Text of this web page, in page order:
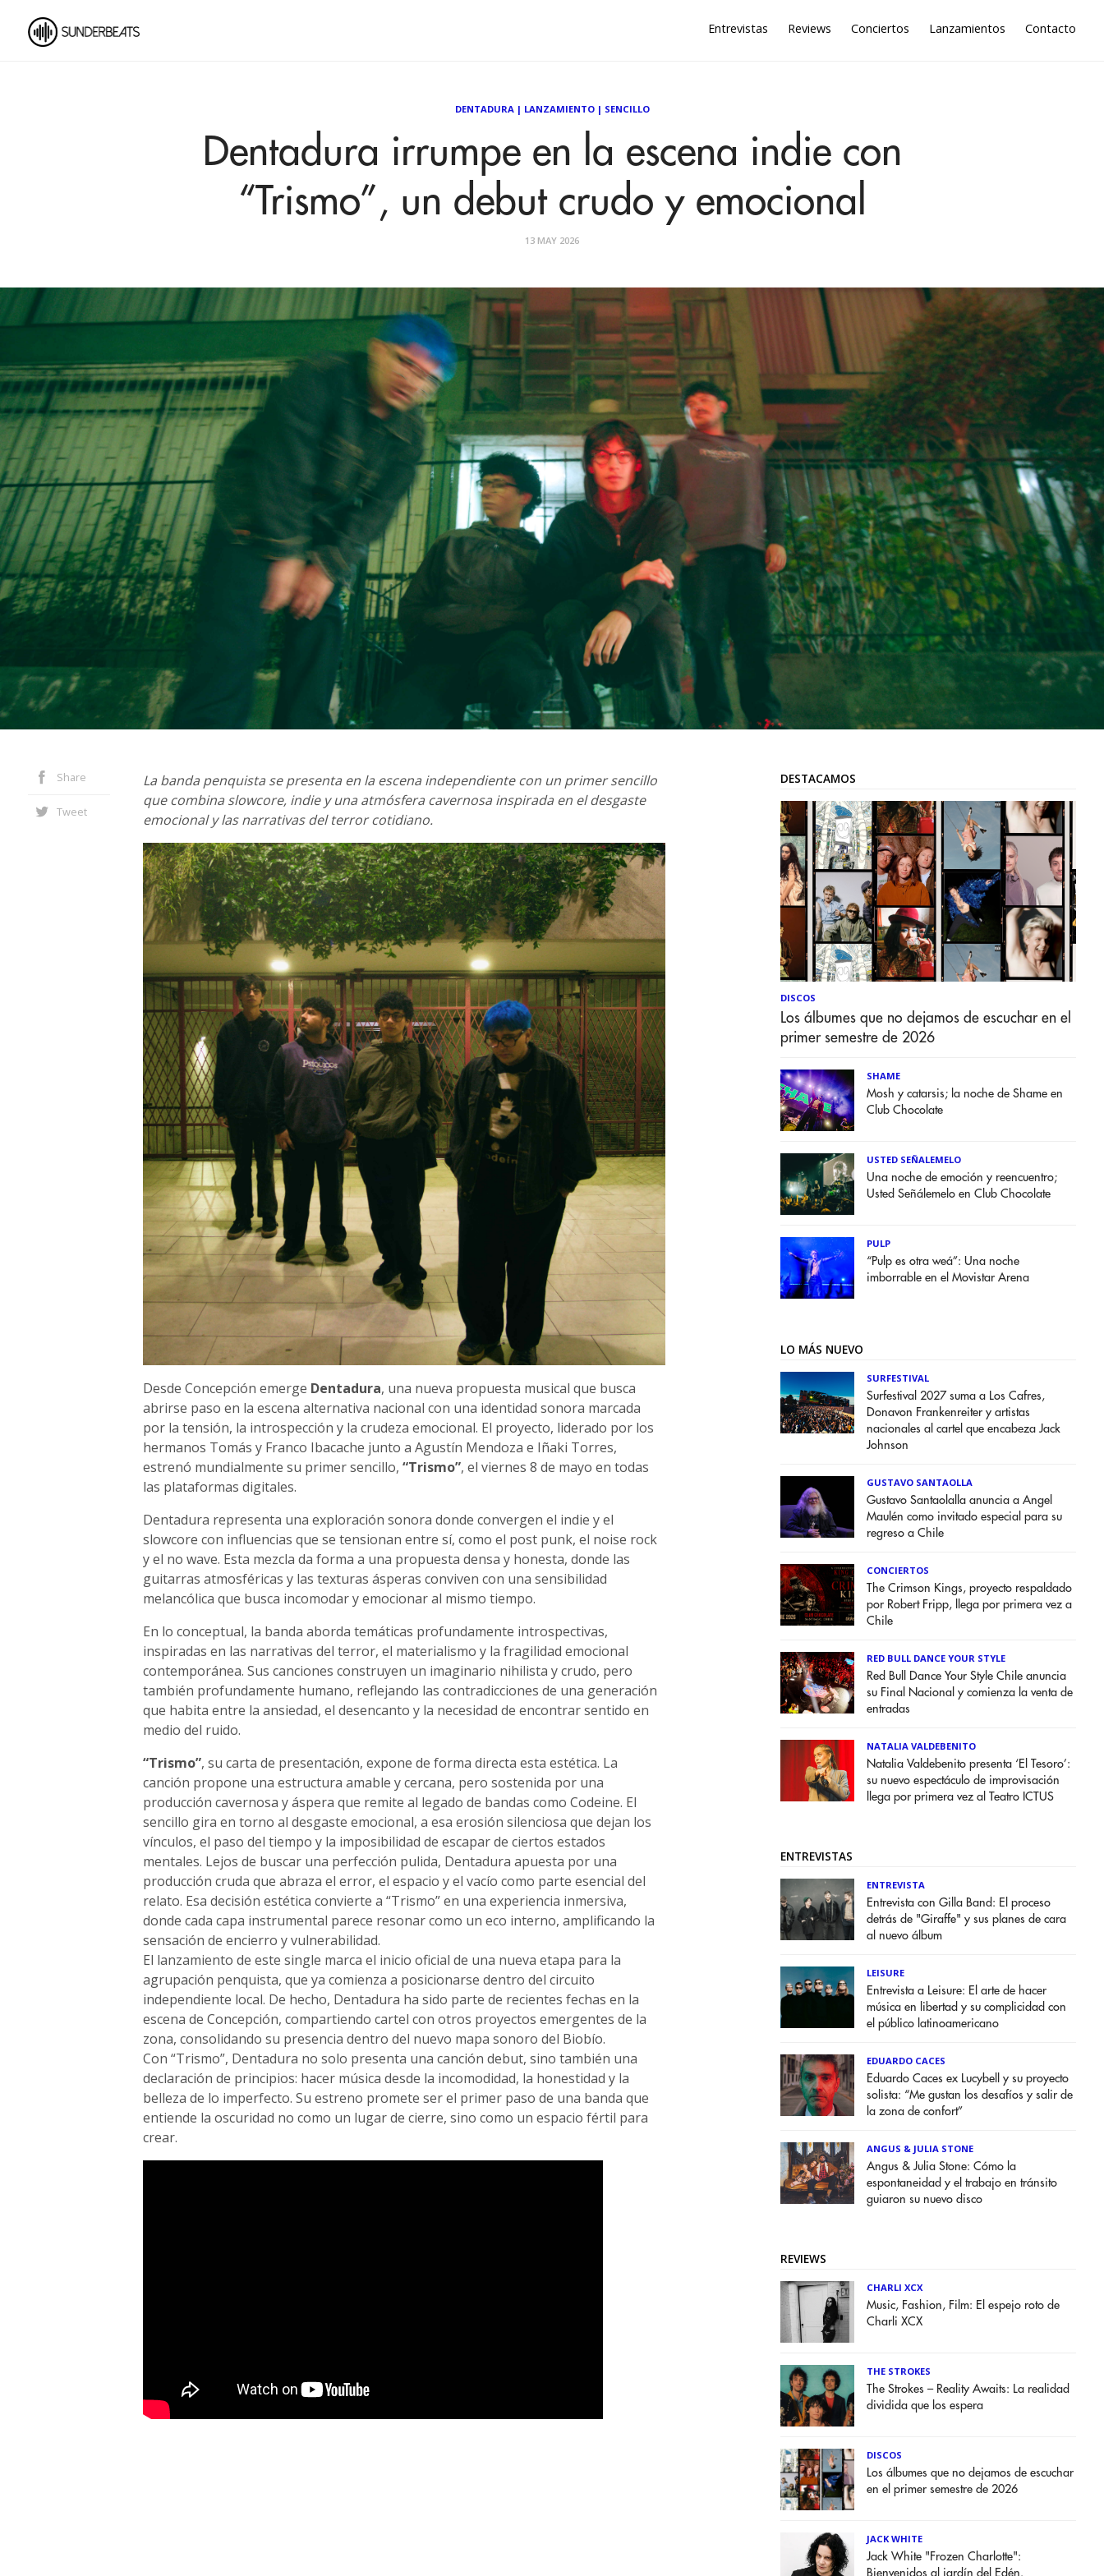
Entrevistas Reviews Conciertos Lanzamientos Contacto
DENTADURA| LANZAMIENTO| SENCILLO
Dentadura irrumpe en la escena indie con
“Trismo”, un debut crudo y emocional
13 MAY 2026
Share
Tweet
La banda penquista se presenta en la escena independiente con un primer sencillo
que combina slowcore, indie y una atmósfera cavernosa inspirada en el desgaste
emocional y las narrativas del terror cotidiano.
Desde Concepción emerge Dentadura, una nueva propuesta musical que busca
abrirse paso en la escena alternativa nacional con una identidad sonora marcada
por la tensión, la introspección y la crudeza emocional. El proyecto, liderado por los
hermanos Tomás y Franco Ibacache junto a Agustín Mendoza e Iñaki Torres,
estrenó mundialmente su primer sencillo, “Trismo”, el viernes 8 de mayo en todas
las plataformas digitales.
Dentadura representa una exploración sonora donde convergen el indie y el
slowcore con influencias que se tensionan entre sí, como el post punk, el noise rock
y el no wave. Esta mezcla da forma a una propuesta densa y honesta, donde las
guitarras atmosféricas y las texturas ásperas conviven con una sensibilidad
melancólica que busca incomodar y emocionar al mismo tiempo.
En lo conceptual, la banda aborda temáticas profundamente introspectivas,
inspiradas en las narrativas del terror, el materialismo y la fragilidad emocional
contemporánea. Sus canciones construyen un imaginario nihilista y crudo, pero
también profundamente humano, reflejando las contradicciones de una generación
que habita entre la ansiedad, el desencanto y la necesidad de encontrar sentido en
medio del ruido.
“Trismo”, su carta de presentación, expone de forma directa esta estética. La
canción propone una estructura amable y cercana, pero sostenida por una
producción cavernosa y áspera que remite al legado de bandas como Codeine. El
sencillo gira en torno al desgaste emocional, a esa erosión silenciosa que dejan los
vínculos, el paso del tiempo y la imposibilidad de escapar de ciertos estados
mentales. Lejos de buscar una perfección pulida, Dentadura apuesta por una
producción cruda que abraza el error, el espacio y el vacío como parte esencial del
relato. Esa decisión estética convierte a “Trismo” en una experiencia inmersiva,
donde cada capa instrumental parece resonar como un eco interno, amplificando la
sensación de encierro y vulnerabilidad.
El lanzamiento de este single marca el inicio oficial de una nueva etapa para la
agrupación penquista, que ya comienza a posicionarse dentro del circuito
independiente local. De hecho, Dentadura ha sido parte de recientes fechas en la
escena de Concepción, compartiendo cartel con otros proyectos emergentes de la
zona, consolidando su presencia dentro del nuevo mapa sonoro del Biobío.
Con “Trismo”, Dentadura no solo presenta una canción debut, sino también una
declaración de principios: hacer música desde la incomodidad, la honestidad y la
belleza de lo imperfecto. Su estreno promete ser el primer paso de una banda que
entiende la oscuridad no como un lugar de cierre, sino como un espacio fértil para
crear.
DESTACAMOS
DISCOS
Los álbumes que no dejamos de escuchar en el
primer semestre de 2026
SHAME
Mosh y catarsis; la noche de Shame en
Club Chocolate
USTED SEÑALEMELO
Una noche de emoción y reencuentro;
Usted Señálemelo en Club Chocolate
PULP
“Pulp es otra weá”: Una noche
imborrable en el Movistar Arena
LO MÁS NUEVO
SURFESTIVAL
Surfestival 2027 suma a Los Cafres,
Donavon Frankenreiter y artistas
nacionales al cartel que encabeza Jack
Johnson
GUSTAVO SANTAOLLA
Gustavo Santaolalla anuncia a Angel
Maulén como invitado especial para su
regreso a Chile
CONCIERTOS
The Crimson Kings, proyecto respaldado
por Robert Fripp, llega por primera vez a
Chile
RED BULL DANCE YOUR STYLE
Red Bull Dance Your Style Chile anuncia
su Final Nacional y comienza la venta de
entradas
NATALIA VALDEBENITO
Natalia Valdebenito presenta ‘El Tesoro’:
su nuevo espectáculo de improvisación
llega por primera vez al Teatro ICTUS
ENTREVISTAS
ENTREVISTA
Entrevista con Gilla Band: El proceso
detrás de "Giraffe" y sus planes de cara
al nuevo álbum
LEISURE
Entrevista a Leisure: El arte de hacer
música en libertad y su complicidad con
el público latinoamericano
EDUARDO CACES
Eduardo Caces ex Lucybell y su proyecto
solista: “Me gustan los desafíos y salir de
la zona de confort”
ANGUS & JULIA STONE
Angus & Julia Stone: Cómo la
espontaneidad y el trabajo en tránsito
guiaron su nuevo disco
REVIEWS
CHARLI XCX
Music, Fashion, Film: El espejo roto de
Charli XCX
THE STROKES
The Strokes – Reality Awaits: La realidad
dividida que los espera
DISCOS
Los álbumes que no dejamos de escuchar
en el primer semestre de 2026
JACK WHITE
Jack White "Frozen Charlotte":
Bienvenidos al jardín del Edén.